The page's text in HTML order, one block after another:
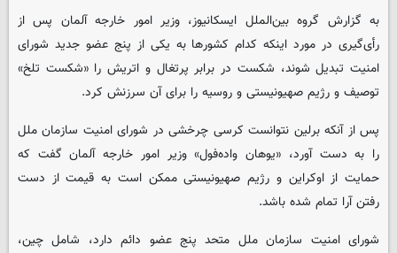
به گزارش گروه بین‌الملل ایسکانیوز، وزیر امور خارجه آلمان پس از
رأی‌گیری در مورد اینکه کدام کشورها به یکی از پنج عضو جدید شورای
امنیت تبدیل شوند، شکست در برابر پرتغال و اتریش را «شکست تلخ»
توصیف و رژیم صهیونیستی و روسیه را برای آن سرزنش کرد.
پس از آنکه برلین نتوانست کرسی چرخشی در شورای امنیت سازمان ملل
را به دست آورد، «یوهان واده‌فول» وزیر امور خارجه آلمان گفت که
حمایت از اوکراین و رژیم صهیونیستی ممکن است به قیمت از دست
رفتن آرا تمام شده باشد.
شورای امنیت سازمان ملل متحد پنج عضو دائم دارد، شامل چین،